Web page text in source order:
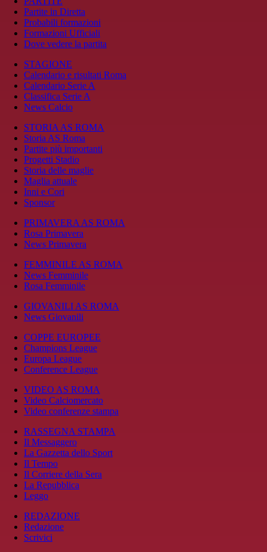
Partite in Diretta
Probabili formazioni
Formazioni Ufficiali
Dove vedere la partita
STAGIONE
Calendario e risultati Roma
Calendario Serie A
Classifica Serie A
News Calcio
STORIA AS ROMA
Storia AS Roma
Partite più importanti
Progetti Stadio
Storia delle maglie
Maglia attuale
Inni e Cori
Sponsor
PRIMAVERA AS ROMA
Rosa Primavera
News Primavera
FEMMINILE AS ROMA
News Femminile
Rosa Femminile
GIOVANILI AS ROMA
News Giovanili
COPPE EUROPEE
Champions League
Europa League
Conference League
VIDEO AS ROMA
Video Calciomercato
Video conferenze stampa
RASSEGNA STAMPA
Il Messaggero
La Gazzetta dello Sport
Il Tempo
Il Corriere della Sera
La Repubblica
Leggo
REDAZIONE
Redazione
Scrivici